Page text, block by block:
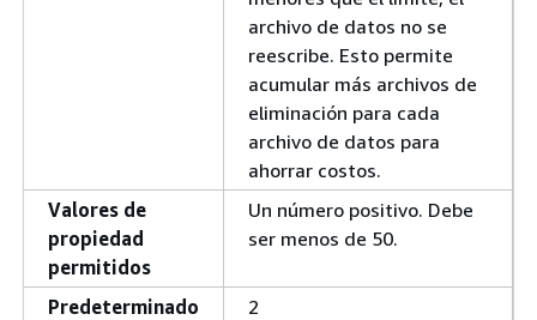
archivo de datos no se
reescribe. Esto permite
acumular más archivos de
eliminación para cada
archivo de datos para
ahorrar costos.
Valores de
propiedad
permitidos
Un número positivo. Debe
ser menos de 50.
Predeterminado 2